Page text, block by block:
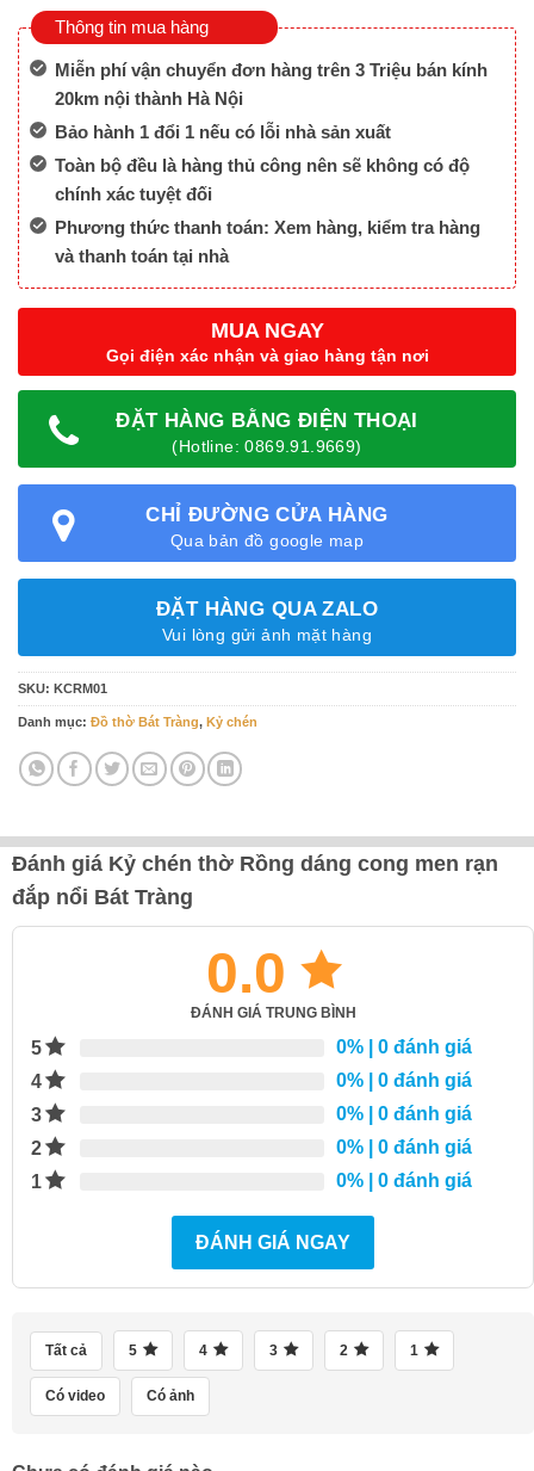
Thông tin mua hàng
Miễn phí vận chuyển đơn hàng trên 3 Triệu bán kính
20km nội thành Hà Nội
Bảo hành 1 đổi 1 nếu có lỗi nhà sản xuất
Toàn bộ đều là hàng thủ công nên sẽ không có độ
chính xác tuyệt đối
Phương thức thanh toán: Xem hàng, kiểm tra hàng
và thanh toán tại nhà
MUA NGAY
Gọi điện xác nhận và giao hàng tận nơi
ĐẶT HÀNG BẰNG ĐIỆN THOẠI
(Hotline: 0869.91.9669)
CHỈ ĐƯỜNG CỬA HÀNG
Qua bản đồ google map
ĐẶT HÀNG QUA ZALO
Vui lòng gửi ảnh mặt hàng
SKU: KCRM01
Danh mục: Đồ thờ Bát Tràng, Kỷ chén
Đánh giá Kỷ chén thờ Rồng dáng cong men rạn
đắp nổi Bát Tràng
0.0
ĐÁNH GIÁ TRUNG BÌNH
5 0% | 0 đánh giá
4
0% | 0 đánh giá
3
0% | 0 đánh giá
2
0% | 0 đánh giá
1
0% | 0 đánh giá
ĐÁNH GIÁ NGAY
Tất cả 5 4 3 2 1
Có video Có ảnh